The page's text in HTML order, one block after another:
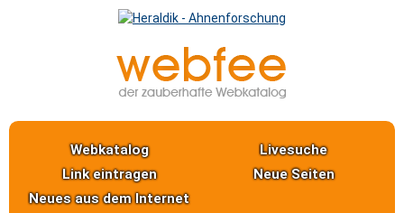
Webkatalog
Livesuche
Link eintragen
Neue Seiten
Neues aus dem Internet